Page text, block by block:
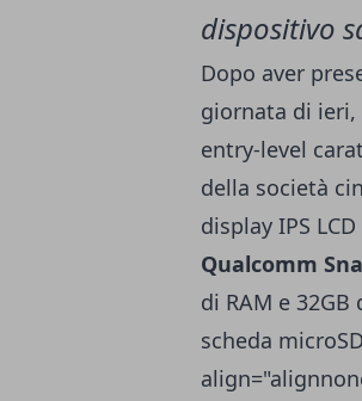
dispositivo
Dopo aver
giornata di ieri,
entry-level
della società
display IPS
Qualcomm
di RAM e
scheda